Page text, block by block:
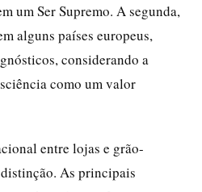
um Ser Supremo. A segunda,
alguns países europeus,
considerando a
como um valor
entre lojas e grão-
As principais